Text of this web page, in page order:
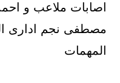
اصابات ملاعب و
مصطفى نجم ادارى
المهمات